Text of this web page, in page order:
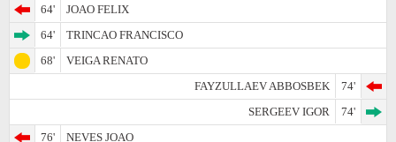
64'
JOAO FELIX
64'
TRINCAO FRANCISCO
68'
VEIGA RENATO
FAYZULLAEV ABBOSBEK
74'
SERGEEV IGOR
74'
76'
NEVES JOAO